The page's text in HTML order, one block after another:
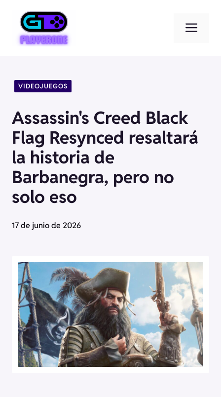
contenido
VIDEOJUEGOS
Assassin's Creed Black
Flag Resynced resaltará
la historia de
Barbanegra, pero no
solo eso
17 de junio de 2026